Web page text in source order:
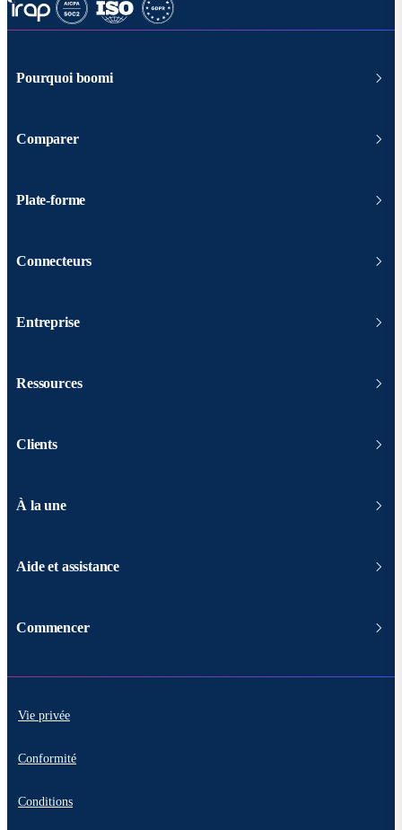
Pourquoi boomi
Comparer
Plate-forme
Connecteurs
Entreprise
Ressources
Clients
À la une
Aide et assistance
Commencer
Vie privée
Conformité
Conditions